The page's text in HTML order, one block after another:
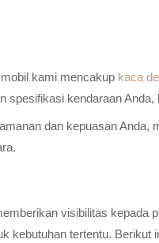
kami mencakup kaca
kendaraan
dan kepuasan Anda,
visibilitas kepada
kebutuhan tertentu.